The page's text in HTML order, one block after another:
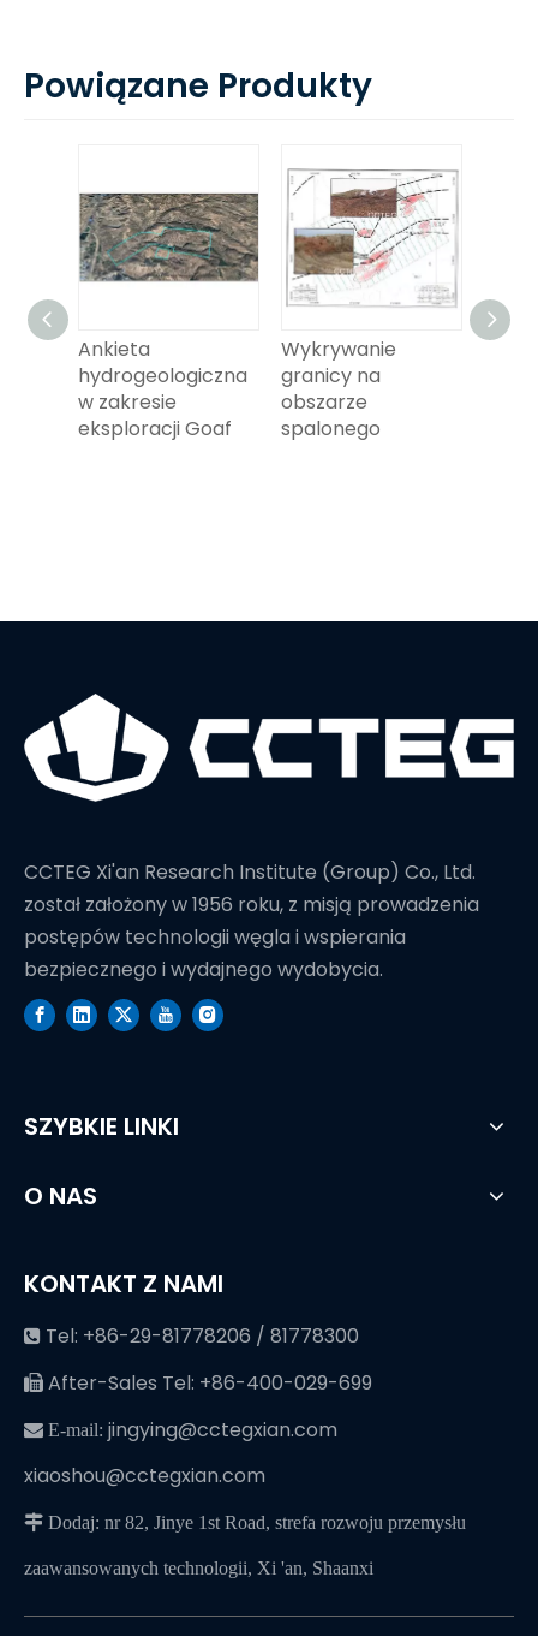
Powiązane Produkty
Ankieta
hydrogeologiczna
w zakresie
eksploracji Goaf
Wykrywanie
granicy na
obszarze
spalonego
CCTEG Xi'an Research Institute (Group) Co., Ltd.
został założony w 1956 roku, z misją prowadzenia
postępów technologii węgla i wspierania
bezpiecznego i wydajnego wydobycia.
SZYBKIE LINKI
O NAS
KONTAKT Z NAMI
 Tel: +86-29-81778206 / 81778300
 After-Sales Tel: +86-400-029-699
 E-mail: jingying@cctegxian.com
xiaoshou@cctegxian.com
 Dodaj: nr 82, Jinye 1st Road, strefa rozwoju przemysłu
zaawansowanych technologii, Xi 'an, Shaanxi